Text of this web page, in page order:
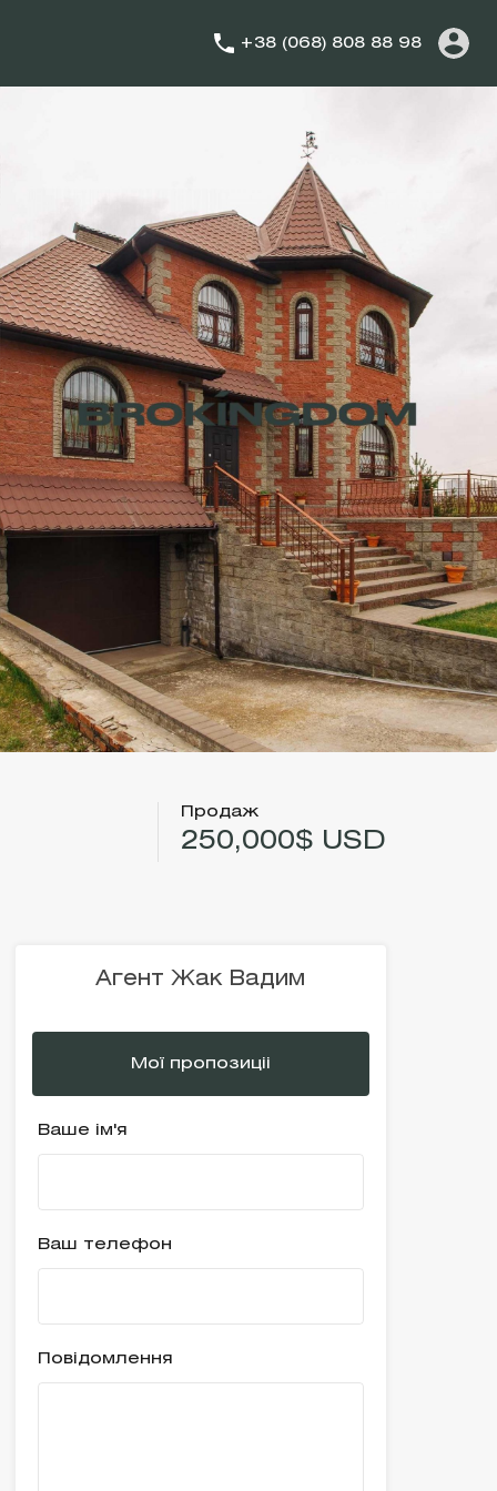
+38 (068) 808 88 98
Продаж
250,000$ USD
Агент Жак Вадим
Мої пропозиціі
Ваше ім'я
Ваш телефон
Повідомлення